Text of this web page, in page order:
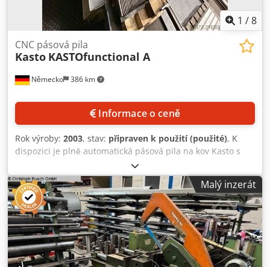
1 /8
Německo 386 km
CNC pásová pila
Kasto KASTOfunctional A
Informace o ceně
Rok výroby: 2003, stav: připraven k použití (použité), K
dispozici je plně automatická pásová pila na kov Kasto s
válečkovými drahami. Úhel řezu min./max.: -45°/60°, max.
průměr řezu: 260 mm, max. řezné rozměry X/Y: 300
mm/260 mm, rozměry pilového pásu X/Y/Z: cca 2910
mm/27 mm/0,9 mm, rozměry stroje X/Y/Z: cca 1500
mm/1850 mm/1500 mm, hmotnost: cca 900 kg, řízení:
Kasto BasicControl. Stroj je částečně nefunkční. Prohlídka
na místě je možná. Dcsdpfxoycwrho Aipsk
Malý inzerát